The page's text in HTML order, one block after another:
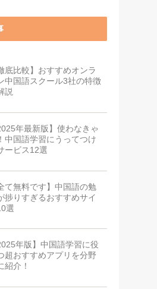
底比較】おすすめオンラ
中国語スクール3社の特徴
説
年最新版】使わなきゃ
中国語学習にうってつけ
ービス12選
て無料です】中国語の勉
捗りすぎるおすすめサイ
選
年版】中国語学習に役
超おすすめアプリを分野
紹介！